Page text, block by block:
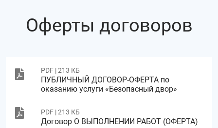
Оферты договоров
PDF | 213 КБ
ПУБЛИЧНЫЙ ДОГОВОР-ОФЕРТА по
оказанию услуги «Безопасный двор»
PDF | 213 КБ
Договор О ВЫПОЛНЕНИИ РАБОТ (ОФЕРТА)